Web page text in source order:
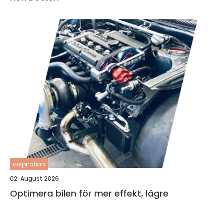
inspiration
02. August 2026
Optimera bilen för mer effekt, lägre